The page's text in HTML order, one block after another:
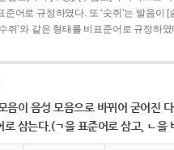
준어로 규정하였다. 또 ‘숫쥐’는 발음이 [
쥐’와 같은 형태를 비표준어로 규정하였
음이 음성 모음으로 바뀌어 굳어진
로 삼는다.(ㄱ을 표준어로 삼고, ㄴ을